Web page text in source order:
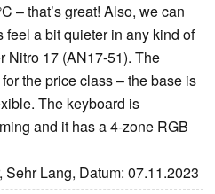
– that’s great! Also, we can
feel a bit quieter in any kind of
Nitro 17 (AN17-51). The
the price class – the base is
The keyboard is
and it has a 4-zone RGB
Lang, Datum: 07.11.2023